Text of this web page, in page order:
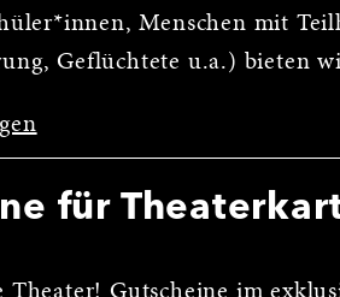
Menschen mit
Geflüchtete u.a.) bieten
für
Theater! Gutscheine im